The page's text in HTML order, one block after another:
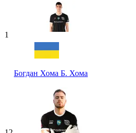
1
Богдан Хома Б. Хома